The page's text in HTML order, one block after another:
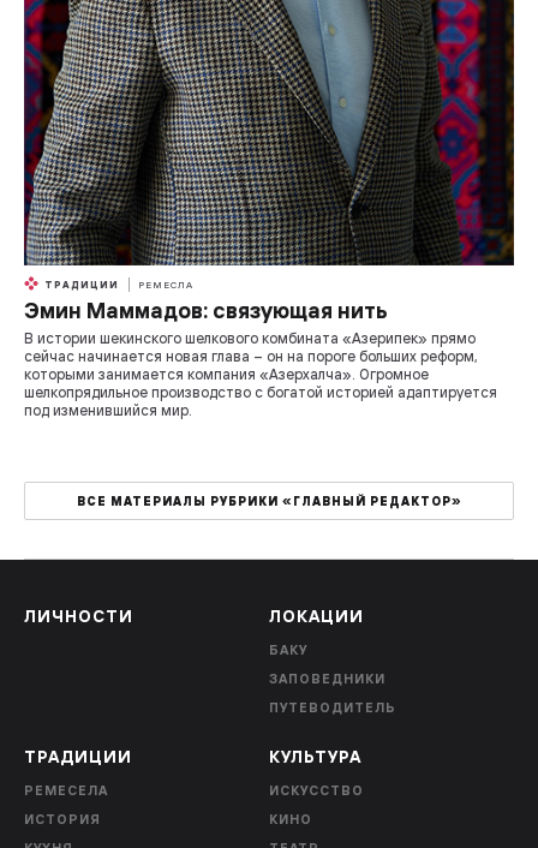
ТРАДИЦИИ РЕМЕСЛА
Эмин Маммадов: связующая нить
В истории шекинского шелкового комбината «Азерипек» прямо
сейчас начинается новая глава – он на пороге больших реформ,
которыми занимается компания «Азерхалча». Огромное
шелкопрядильное производство с богатой историей адаптируется
под изменившийся мир.
ВСЕ МАТЕРИАЛЫ РУБРИКИ «ГЛАВНЫЙ РЕДАКТОР»
ЛИЧНОСТИ ЛОКАЦИИ
БАКУ
ЗАПОВЕДНИКИ
ПУТЕВОДИТЕЛЬ
ТРАДИЦИИ
РЕМЕСЕЛА
ИСТОРИЯ
КУЛЬТУРА
ИСКУССТВО
КИНО